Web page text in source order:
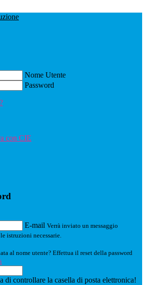
Nome Utente
Password
con CIE
E-mail Verrà inviato un messaggio
istruzioni necessarie.
al nome utente? Effettua il reset della password
di controllare la casella di posta elettronica!